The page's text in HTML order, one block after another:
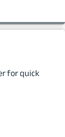
for quick